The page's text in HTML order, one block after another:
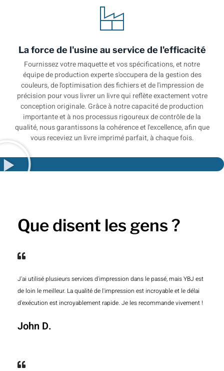
La force de l'usine au service de l'efficacité
Fournissez votre maquette et vos spécifications, et notre
équipe de production experte s'occupera de la gestion des
couleurs, de l'optimisation des fichiers et de l'impression de
précision pour vous livrer un livre qui reflète exactement votre
conception originale. Grâce à notre capacité de production
importante et à nos processus rigoureux de contrôle de la
qualité, nous garantissons la cohérence et l'excellence, afin que
vous receviez un livre imprimé parfait, à chaque fois.
Que disent les gens ?
J'ai utilisé plusieurs services d'impression dans le passé, mais YBJ est
de loin le meilleur. La qualité de l'impression est incroyable et le délai
d'exécution est incroyablement rapide. Je les recommande vivement !
John D.